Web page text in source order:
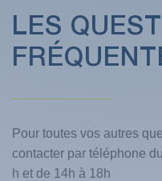
LES
Pour toutes vos autres
contacter par téléphone
h et de 14h à 18h